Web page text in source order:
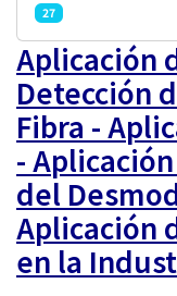
27
Aplicación
Detección
Fibra -
-
del
Aplicación
en la